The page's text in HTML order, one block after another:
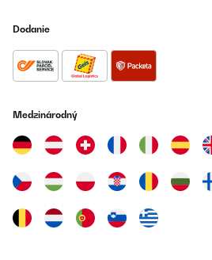
Dodanie
Medzinárodný